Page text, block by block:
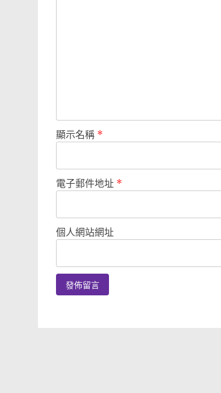
顯示名稱 *
電子郵件地址 *
個人網站網址